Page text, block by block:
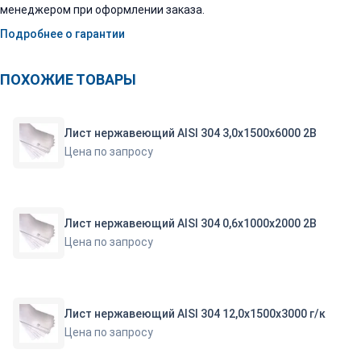
менеджером при оформлении заказа.
Подробнее о гарантии
ПОХОЖИЕ ТОВАРЫ
Лист нержавеющий AISI 304 3,0х1500х6000 2В
Цена по запросу
Лист нержавеющий AISI 304 0,6х1000х2000 2В
Цена по запросу
Лист нержавеющий AISI 304 12,0х1500х3000 г/к
Цена по запросу